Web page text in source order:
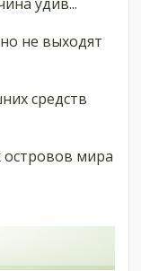
не выходят
средств
островов мира